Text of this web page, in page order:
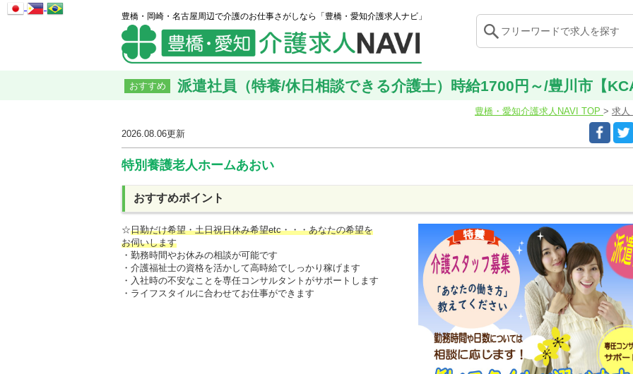
豊橋・岡崎・名古屋周辺で介護のお仕事さがしなら「豊橋・愛知介護求人ナビ」
おすすめ 派遣社員（特養/休日相談できる介護士）時給1700円～/豊川市【
豊橋・愛知介護求人NAVI TOP 求人
2026.08.06更新
特別養護老人ホームあおい
おすすめポイント
☆日勤だけ希望・土日祝日休み希望etc・・・あなたの希望を
お伺いします
・勤務時間やお休みの相談が可能です
・介護福祉士の資格を活かして高時給でしっかり稼げます
・入社時の不安なことを専任コンサルタントがサポートします
・ライフスタイルに合わせてお仕事ができます